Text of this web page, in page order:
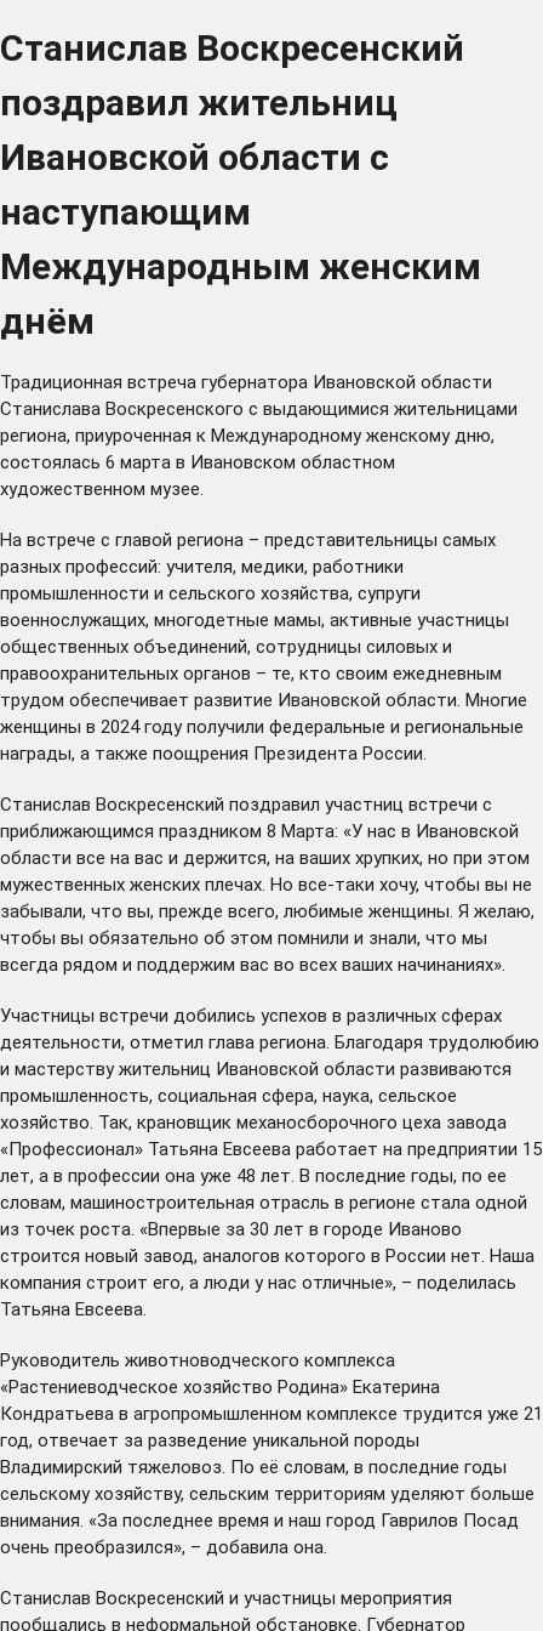
Станислав Воскресенский
поздравил жительниц
Ивановской области с
наступающим
Международным женским
днём
Традиционная встреча губернатора Ивановской области
Станислава Воскресенского с выдающимися жительницами
региона, приуроченная к Международному женскому дню,
состоялась 6 марта в Ивановском областном
художественном музее.
На встрече с главой региона – представительницы самых
разных профессий: учителя, медики, работники
промышленности и сельского хозяйства, супруги
военнослужащих, многодетные мамы, активные участницы
общественных объединений, сотрудницы силовых и
правоохранительных органов – те, кто своим ежедневным
трудом обеспечивает развитие Ивановской области. Многие
женщины в 2024 году получили федеральные и региональные
награды, а также поощрения Президента России.
Станислав Воскресенский поздравил участниц встречи с
приближающимся праздником 8 Марта: «У нас в Ивановской
области все на вас и держится, на ваших хрупких, но при этом
мужественных женских плечах. Но все-таки хочу, чтобы вы не
забывали, что вы, прежде всего, любимые женщины. Я желаю,
чтобы вы обязательно об этом помнили и знали, что мы
всегда рядом и поддержим вас во всех ваших начинаниях».
Участницы встречи добились успехов в различных сферах
деятельности, отметил глава региона. Благодаря трудолюбию
и мастерству жительниц Ивановской области развиваются
промышленность, социальная сфера, наука, сельское
хозяйство. Так, крановщик механосборочного цеха завода
«Профессионал» Татьяна Евсеева работает на предприятии 15
лет, а в профессии она уже 48 лет. В последние годы, по ее
словам, машиностроительная отрасль в регионе стала одной
из точек роста. «Впервые за 30 лет в городе Иваново
строится новый завод, аналогов которого в России нет. Наша
компания строит его, а люди у нас отличные», – поделилась
Татьяна Евсеева.
Руководитель животноводческого комплекса
«Растениеводческое хозяйство Родина» Екатерина
Кондратьева в агропромышленном комплексе трудится уже 21
год, отвечает за разведение уникальной породы
Владимирский тяжеловоз. По её словам, в последние годы
сельскому хозяйству, сельским территориям уделяют больше
внимания. «За последнее время и наш город Гаврилов Посад
очень преобразился», – добавила она.
Станислав Воскресенский и участницы мероприятия
пообщались в неформальной обстановке. Губернатор